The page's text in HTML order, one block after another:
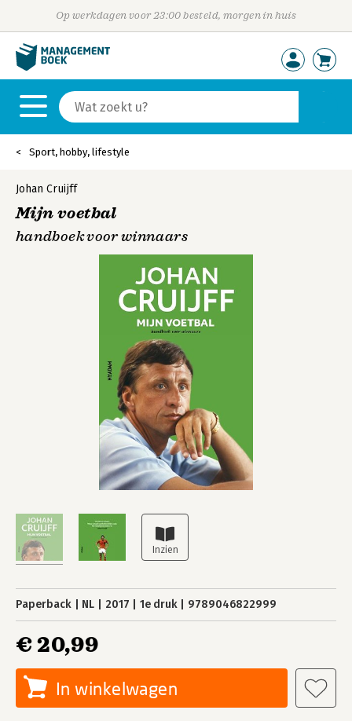
Op werkdagen voor 23:00 besteld, morgen in huis
Sport, hobby, lifestyle
Johan Cruijff
Mijn voetbal
handboek voor winnaars
Paperback NL 2017 1e druk 9789046822999
€ 20,99
In winkelwagen